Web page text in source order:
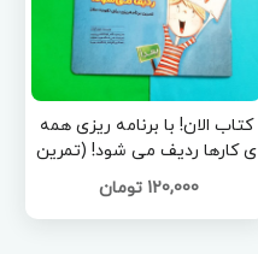
کتاب الان! با برنامه ریزی همه
ی کارها ردیف می شود! (تمرین
برنامه ریزی برای تقویت مغز)
120,000 تومان